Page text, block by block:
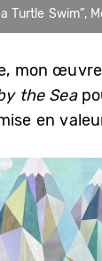
Turtle Swim”,
mon
the Sea
en